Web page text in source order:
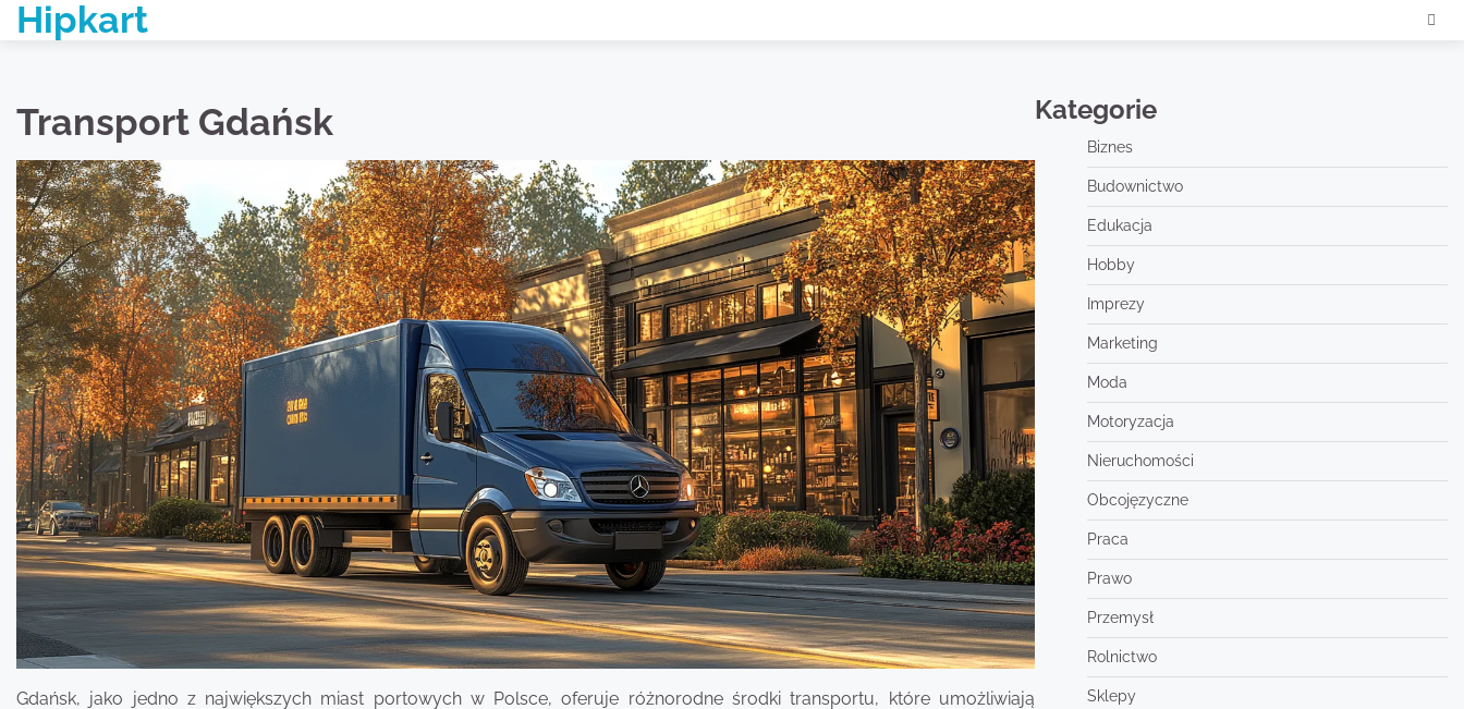
SkipHipkart
Transport Gdańsk
Gdańsk, jako jedno z największych miast portowych w Polsce, oferuje różnorodne środki transportu, które umożliwiają
Kategorie
Biznes
Budownictwo
Edukacja
Hobby
Imprezy
Marketing
Moda
Motoryzacja
Nieruchomości
Obcojęzyczne
Praca
Prawo
Przemysł
Rolnictwo
Sklepy